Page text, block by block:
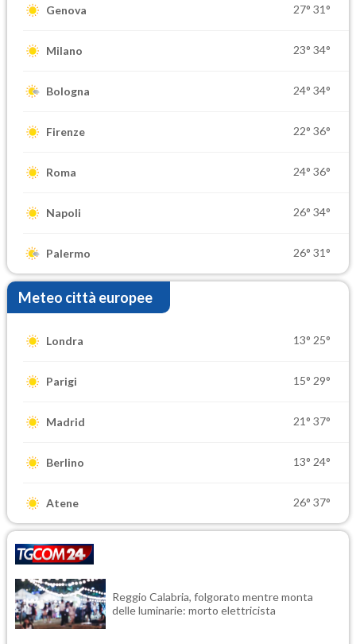
Genova 27° 31°
Milano 23° 34°
Bologna 24° 34°
Firenze 22° 36°
Roma 24° 36°
Napoli 26° 34°
Palermo 26° 31°
Meteo città europee
Londra 13° 25°
Parigi 15° 29°
Madrid 21° 37°
Berlino 13° 24°
Atene 26° 37°
Reggio Calabria, folgorato mentre monta
delle luminarie: morto elettricista